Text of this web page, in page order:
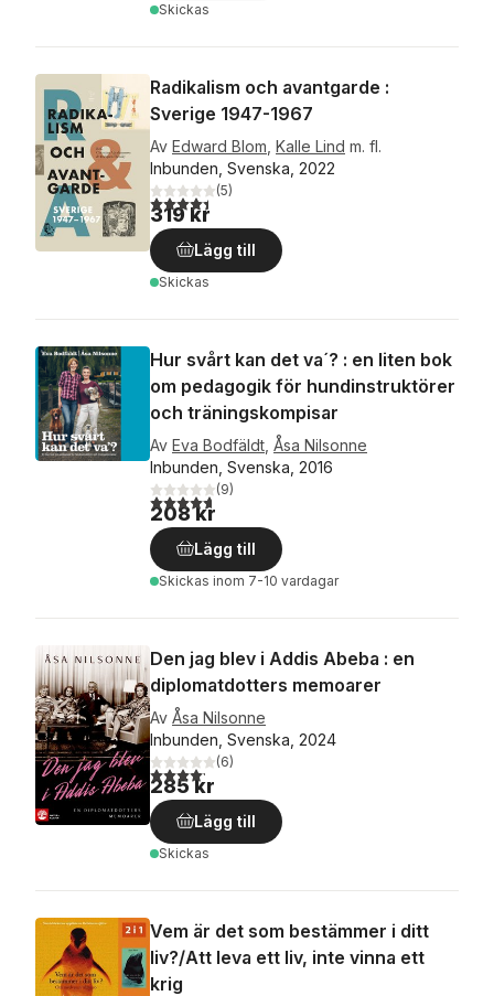
Skickas
Radikalism och avantgarde :
Sverige 1947-1967
Av Edward Blom Kalle Lind m. fl.
Inbunden, Svenska, 2022
4,4utav 5 stjärnor. Totalt antal röster:
(5)
319 kr
Lägg till
Skickas
Hur svårt kan det va´? : en liten bok
om pedagogik för hundinstruktörer
och träningskompisar
Av Eva Bodfäldt Åsa Nilsonne
Inbunden, Svenska, 2016
4,7utav 5 stjärnor. Totalt antal röster:
(9)
208 kr
Lägg till
Skickas inom 7-10 vardagar
Den jag blev i Addis Abeba : en
diplomatdotters memoarer
Av Åsa Nilsonne
Inbunden, Svenska, 2024
4,2utav 5 stjärnor. Totalt antal röster:
(6)
285 kr
Lägg till
Skickas
Vem är det som bestämmer i ditt
liv?/Att leva ett liv, inte vinna ett
krig